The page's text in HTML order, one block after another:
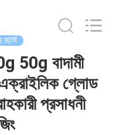
50g বাদামী
গ্লোড
প্রসাধনী